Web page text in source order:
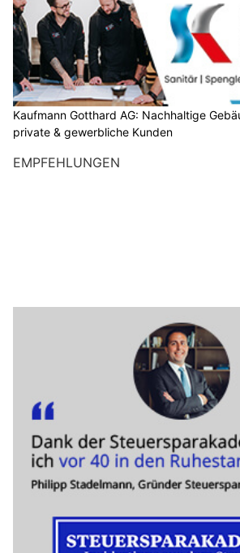
Kaufmann Gotthard AG: Nachhaltige
private & gewerbliche Kunden
EMPFEHLUNGEN